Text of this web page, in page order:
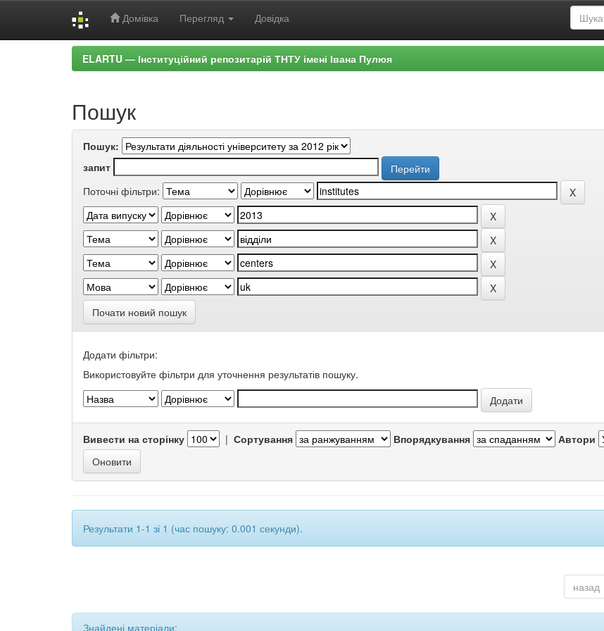
Домівка Перегляд Довідка
ELARTU — Інституційний репозитарій ТНТУ імені Івана Пулюя
Пошук
Пошук:
запит
Поточні фільтри:
Почати новий пошук
Додати фільтри:
Використовуйте фільтри для уточнення результатів пошуку.
Вивести на сторінку | Сортування Впорядкування Автори
Результати 1-1 зі 1 (час пошуку: 0.001 секунди).
назад
Знайдені матеріали: